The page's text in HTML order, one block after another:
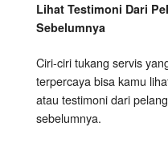
Lihat Testimoni Dari
Sebelumnya
Ciri-ciri tukang servis
terpercaya bisa kamu
atau testimoni dari
sebelumnya.